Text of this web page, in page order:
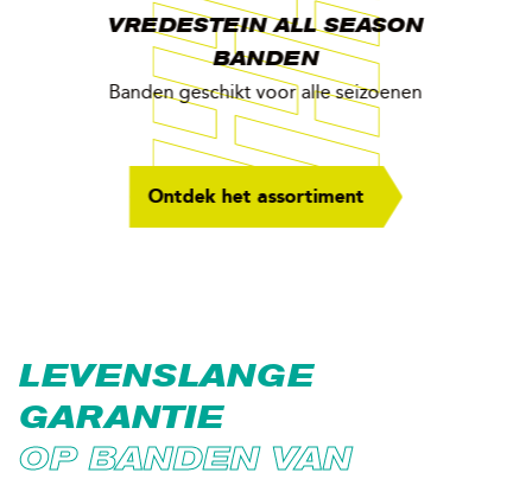
VREDESTEIN ALL SEASON
BANDEN
Banden geschikt voor alle seizoenen
Ontdek het assortiment
LEVENSLANGE
GARANTIE
OP BANDEN VAN